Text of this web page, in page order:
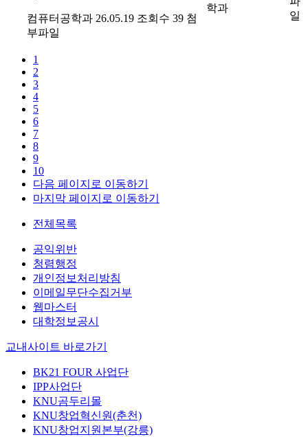
컴퓨터공학과 26.05.19 조회수 39 첨
부파일
학과
일
1
2
3
4
5
6
7
8
9
10
다음 페이지로 이동하기
마지막 페이지로 이동하기
전체목록
공익위반
청렴행정
개인정보처리방침
이메일무단수집거부
웹마스터
대학정보공시
교내사이트 바로가기
BK21 FOUR 사업단
IPP사업단
KNU곰두리몰
KNU창업혁신원(춘천)
KNU창업지원본부(강릉)